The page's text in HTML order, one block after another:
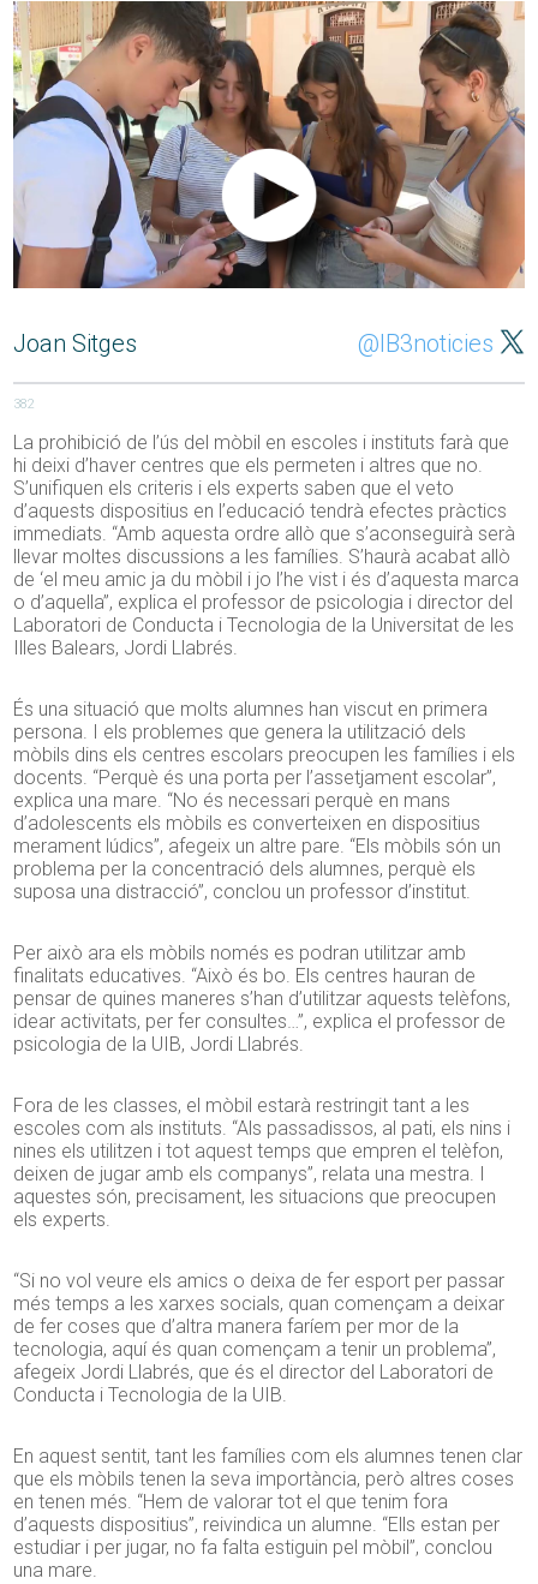
Joan Sitges @IB3noticies
382
La prohibició de l’ús del mòbil en escoles i instituts farà que
hi deixi d’haver centres que els permeten i altres que no.
S’unifiquen els criteris i els experts saben que el veto
d’aquests dispositius en l’educació tendrà efectes pràctics
immediats. “Amb aquesta ordre allò que s’aconseguirà serà
llevar moltes discussions a les famílies. S’haurà acabat allò
de ‘el meu amic ja du mòbil i jo l’he vist i és d’aquesta marca
o d’aquella”, explica el professor de psicologia i director del
Laboratori de Conducta i Tecnologia de la Universitat de les
Illes Balears, Jordi Llabrés.
És una situació que molts alumnes han viscut en primera
persona. I els problemes que genera la utilització dels
mòbils dins els centres escolars preocupen les famílies i els
docents. “Perquè és una porta per l’assetjament escolar”,
explica una mare. “No és necessari perquè en mans
d’adolescents els mòbils es converteixen en dispositius
merament lúdics”, afegeix un altre pare. “Els mòbils són un
problema per la concentració dels alumnes, perquè els
suposa una distracció”, conclou un professor d’institut.
Per això ara els mòbils només es podran utilitzar amb
finalitats educatives. “Això és bo. Els centres hauran de
pensar de quines maneres s’han d’utilitzar aquests telèfons,
idear activitats, per fer consultes…”, explica el professor de
psicologia de la UIB, Jordi Llabrés.
Fora de les classes, el mòbil estarà restringit tant a les
escoles com als instituts. “Als passadissos, al pati, els nins i
nines els utilitzen i tot aquest temps que empren el telèfon,
deixen de jugar amb els companys”, relata una mestra. I
aquestes són, precisament, les situacions que preocupen
els experts.
“Si no vol veure els amics o deixa de fer esport per passar
més temps a les xarxes socials, quan començam a deixar
de fer coses que d’altra manera faríem per mor de la
tecnologia, aquí és quan començam a tenir un problema”,
afegeix Jordi Llabrés, que és el director del Laboratori de
Conducta i Tecnologia de la UIB.
En aquest sentit, tant les famílies com els alumnes tenen clar
que els mòbils tenen la seva importància, però altres coses
en tenen més. “Hem de valorar tot el que tenim fora
d’aquests dispositius”, reivindica un alumne. “Ells estan per
estudiar i per jugar, no fa falta estiguin pel mòbil”, conclou
una mare.